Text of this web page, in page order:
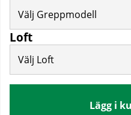
Välj Greppmodell
Loft
Välj Loft
Lägg i